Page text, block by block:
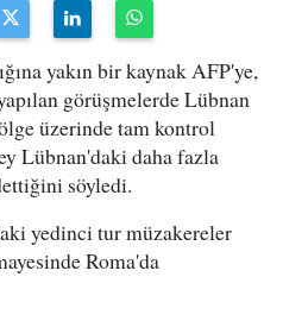
yakın bir kaynak AFP'ye,
görüşmelerde Lübnan
üzerinde tam kontrol
Lübnan'daki daha fazla
söyledi.
yedinci tur müzakereler
Roma'da